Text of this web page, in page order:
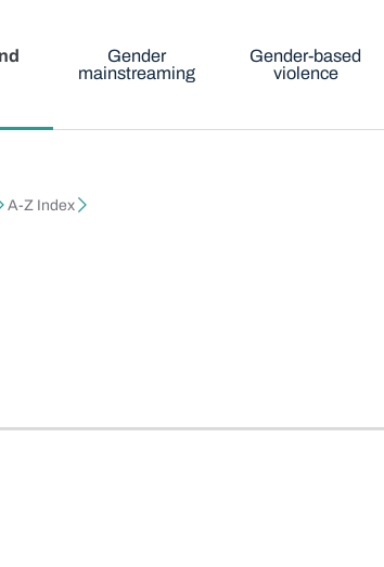
Gender
mainstreaming
Gender-based
violence
A-Z Index